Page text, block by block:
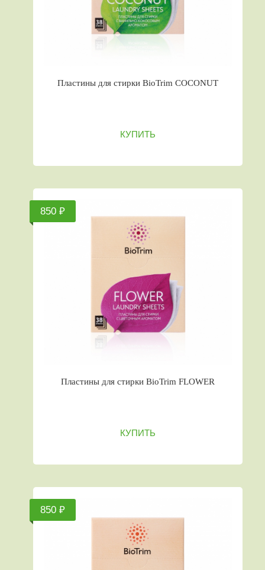
Пластины для стирки BioTrim COCONUT
КУПИТЬ
850 ₽
Пластины для стирки BioTrim FLOWER
КУПИТЬ
850 ₽